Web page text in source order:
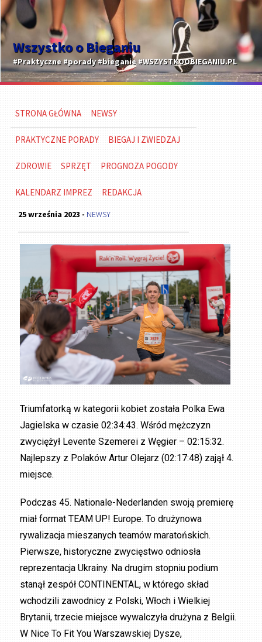
Wszystko o Bieganiu
#Praktyczne #porady #bieganie #WSZYSTKOOBIEGANIU.PL
STRONA GŁÓWNA NEWSY
PRAKTYCZNE PORADY BIEGAJ I ZWIEDZAJ
ZDROWIE SPRZĘT PROGNOZA POGODY
KALENDARZ IMPREZ REDAKCJA
25 września 2023 - NEWSY
Triumfatorką w kategorii kobiet została Polka Ewa
Jagielska w czasie 02:34:43. Wśród mężczyzn
zwyciężył Levente Szemerei z Węgier – 02:15:32.
Najlepszy z Polaków Artur Olejarz (02:17:48) zajął 4.
miejsce.
Podczas 45. Nationale-Nederlanden swoją premierę
miał format TEAM UP! Europe. To drużynowa
rywalizacja mieszanych teamów maratońskich.
Pierwsze, historyczne zwycięstwo odniosła
reprezentacja Ukrainy. Na drugim stopniu podium
stanął zespół CONTINENTAL, w którego skład
wchodzili zawodnicy z Polski, Włoch i Wielkiej
Brytanii, trzecie miejsce wywalczyła drużyna z Belgii.
W Nice To Fit You Warszawskiej Dysze,